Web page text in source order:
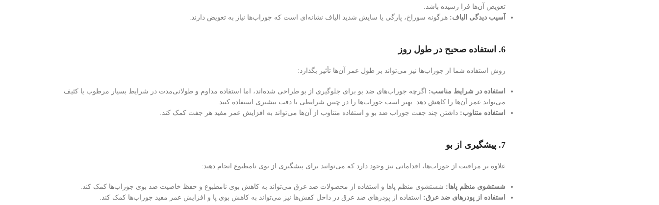
تعویض آن‌ها فرا رسیده باشد.
آسیب دیدگی الیاف: هرگونه سوراخ، پارگی یا سایش شدید الیاف نشانه‌ای است که جوراب‌ها نیاز به تعویض دارند.
6. استفاده صحیح در طول روز
روش استفاده شما از جوراب‌ها نیز می‌تواند بر طول عمر آن‌ها تأثیر بگذارد:
استفاده در شرایط مناسب: اگرچه جوراب‌های ضد بو برای جلوگیری از بو طراحی شده‌اند، اما استفاده مداوم و طولانی‌مدت در شرایط بسیار مرطوب یا کثیف
می‌تواند عمر آن‌ها را کاهش دهد. بهتر است جوراب‌ها را در چنین شرایطی با دقت بیشتری استفاده کنید.
استفاده متناوب: داشتن چند جفت جوراب ضد بو و استفاده متناوب از آن‌ها می‌تواند به افزایش عمر مفید هر جفت کمک کند.
7. پیشگیری از بو
علاوه بر مراقبت از جوراب‌ها، اقداماتی نیز وجود دارد که می‌توانید برای پیشگیری از بوی نامطبوع انجام دهید:
شستشوی منظم پاها: شستشوی منظم پاها و استفاده از محصولات ضد عرق می‌تواند به کاهش بوی نامطبوع و حفظ خاصیت ضد بوی جوراب‌ها کمک کند.
استفاده از پودرهای ضد عرق: استفاده از پودرهای ضد عرق در داخل کفش‌ها نیز می‌تواند به کاهش بوی پا و افزایش عمر مفید جوراب‌ها کمک کند.